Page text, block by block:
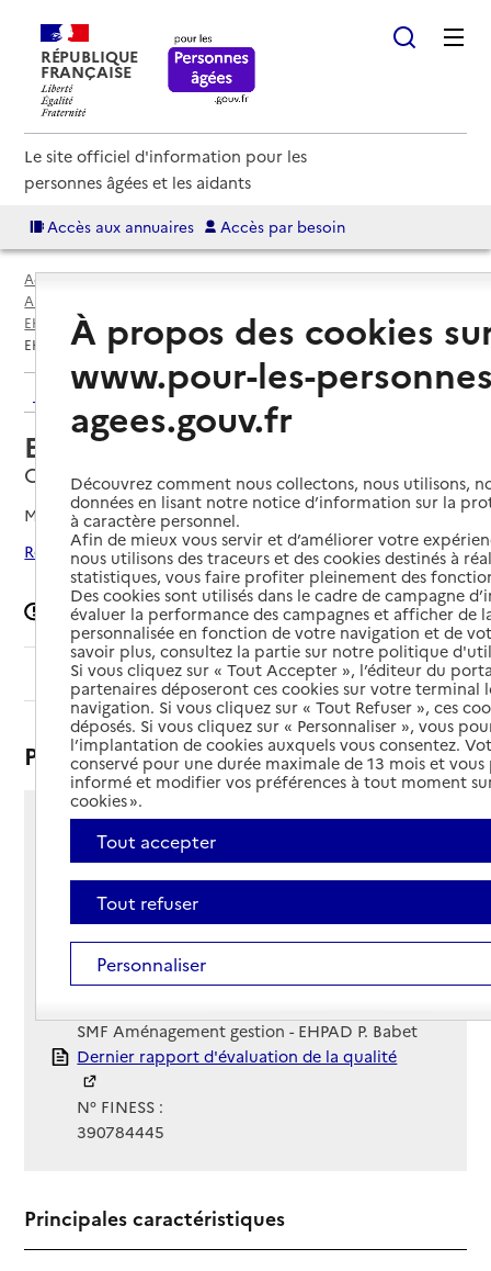
RÉPUBLIQUE
FRANÇAISE
Le site officiel d'information pour les
personnes âgées et les aidants
Accès aux annuaires Accès par besoin
Accueil
Espace annuaire
Annuaire EHPAD et maisons de retraite
EHPAD par département
Jura (39)
EHPAD Résidence Pierre Babet
Retour aux résultats de l'annuaire
EHPAD Résidence Pierre Babet
Chaussin, JURA
Mis à jour le17/03/2025
Rechercher les établissements autour de Chaussin
Signaler une erreur
Sommaire
Présentation
39120 - Chaussin
Voir itinéraire
Téléphone :
03 84 81 88 32
Contact
Contact
Site Internet
Site internet non renseigné
SMF Aménagement gestion - EHPAD P. Babet
Rapport HAS
Dernier rapport d'évaluation de la qualité
N° FINESS :
390784445
Principales caractéristiques
À propos des cookies
www.pour-les-
agees.gouv.fr
Découvrez comment nous collectons, nous utilisons,
données en lisant notre notice d’information sur la
à caractère personnel.
Afin de mieux vous servir et d’améliorer votre
nous utilisons des traceurs et des cookies destinés à
statistiques, vous faire profiter pleinement des
Des cookies sont utilisés dans le cadre de campagne
évaluer la performance des campagnes et afficher de
personnalisée en fonction de votre navigation et de
savoir plus, consultez la partie sur notre politique
Si vous cliquez sur « Tout Accepter », l’éditeur du
partenaires déposeront ces cookies sur votre terminal
navigation. Si vous cliquez sur « Tout Refuser », ces
déposés. Si vous cliquez sur « Personnaliser », vous
l’implantation de cookies auxquels vous consentez.
conservé pour une durée maximale de 13 mois et
informé et modifier vos préférences à tout moment
cookies ».
Tout accepter
Tout refuser
Personnaliser